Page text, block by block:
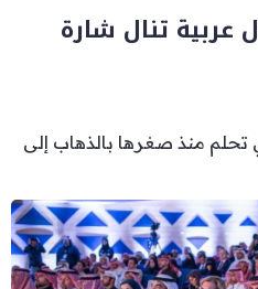
عربية تنال شارة
منذ صغرها بالذهاب إلى